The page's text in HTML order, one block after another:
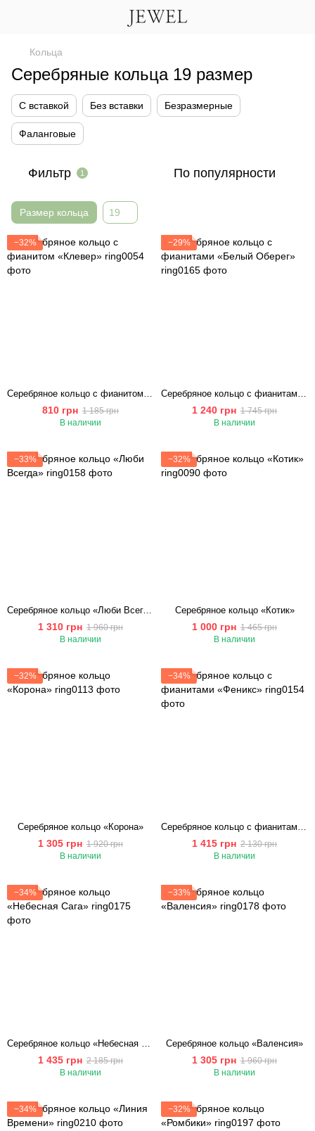
Кольца
Серебряные кольца 19 размер
С вставкой Без вставки Безразмерные
Фаланговые
Фильтр 1 По популярности
Размер кольца 19
−32%
Серебряное кольцо с фианитом «Клевер»
810 грн 1 185 грн
В наличии
−29%
Серебряное кольцо с фианитами «Белый Оберег»
1 240 грн 1 745 грн
В наличии
−33%
Серебряное кольцо «Люби Всегда»
1 310 грн 1 960 грн
В наличии
−32%
Серебряное кольцо «Котик»
1 000 грн 1 465 грн
В наличии
−32%
Серебряное кольцо «Корона»
1 305 грн 1 920 грн
В наличии
−34%
Серебряное кольцо с фианитами «Феникс»
1 415 грн 2 130 грн
В наличии
−34%
Серебряное кольцо «Небесная Сага»
1 435 грн 2 185 грн
В наличии
−33%
Серебряное кольцо «Валенсия»
1 305 грн 1 960 грн
В наличии
−34% −32%